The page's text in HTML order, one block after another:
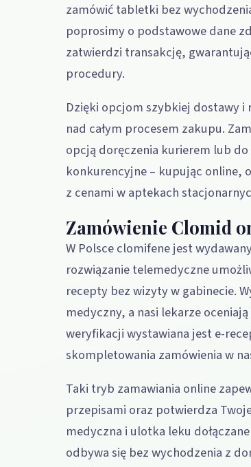
zamówić tabletki bez
poprosimy o podstawowe dane
zatwierdzi transakcję,
procedury.
Dzięki opcjom szybkiej dostawy
nad całym procesem zakupu.
opcją doręczenia kurierem lub
konkurencyjne – kupując online,
z cenami w aptekach
Zamówienie Clomid
W Polsce clomifene jest
rozwiązanie telemedyczne
recepty bez wizyty w gabinecie.
medyczny, a nasi lekarze
weryfikacji wystawiana jest e-
skompletowania zamówienia w
Taki tryb zamawiania online
przepisami oraz potwierdza
medyczna i ulotka leku
odbywa się bez wychodzenia z